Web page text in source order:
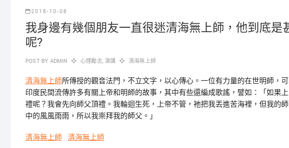
2018-10-08
我身邊有幾個朋友一直很迷清海無上師，他到底是
呢?
POST BY ADMIN 心理勵志,演講 清海無上師
清海無上師所傳授的觀音法門，不立文字，以心傳心。一位有力量的在世明師，
印度民間流傳許多有關上帝和明師的故事，其中有些還編成歌謠，譬如：「如果
禮呢？我會先向師父頂禮。我輪迴生死，上帝不管，祂把我丟進苦海裡，但我的
中的風風雨雨，所以我崇拜我的師父。」
清海無上師 清海無上師